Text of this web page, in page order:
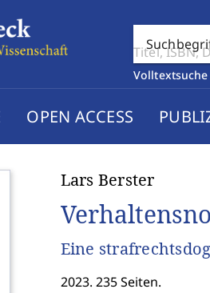
Volltextsuche
OPEN ACCESS
Lars Berster
Eine
2023. 235 Seiten.